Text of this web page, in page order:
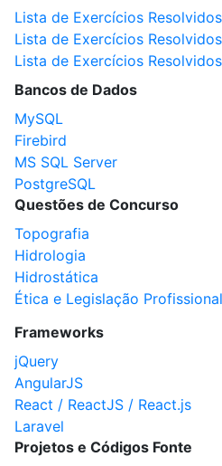
Lista de Exercícios
Lista de Exercícios
Lista de Exercícios
Bancos de Dados
MySQL
Firebird
MS SQL Server
PostgreSQL
Questões de Concurso
Topografia
Hidrologia
Hidrostática
Ética e Legislação Profissional
Frameworks
jQuery
AngularJS
React / ReactJS / React.js
Laravel
Projetos e Códigos Fonte